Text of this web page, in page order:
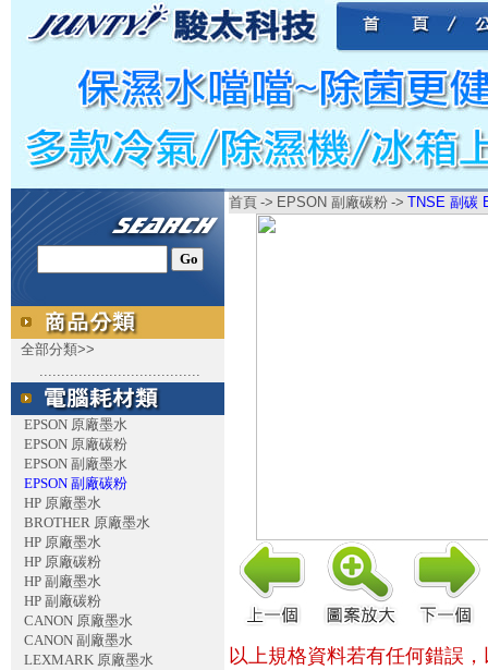
全部分類>>
.....................................
EPSON 原廠墨水
EPSON 原廠碳粉
EPSON 副廠墨水
EPSON 副廠碳粉
HP 原廠墨水
BROTHER 原廠墨水
HP 原廠墨水
HP 原廠碳粉
HP 副廠墨水
HP 副廠碳粉
CANON 原廠墨水
CANON 副廠墨水
LEXMARK 原廠墨水
首頁 -> EPSON 副廠碳粉 -> TNSE 副碳
以上規格資料若有任何錯誤